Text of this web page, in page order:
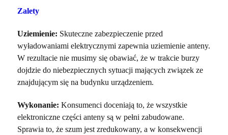
Zalety
Uziemienie: Skuteczne zabezpieczenie przed
wyładowaniami elektrycznymi zapewnia uziemienie anteny.
W rezultacie nie musimy się obawiać, że w trakcie burzy
dojdzie do niebezpiecznych sytuacji mających związek ze
znajdującym się na budynku urządzeniem.
Wykonanie: Konsumenci doceniają to, że wszystkie
elektroniczne części anteny są w pełni zabudowane.
Sprawia to, że szum jest zredukowany, a w konsekwencji